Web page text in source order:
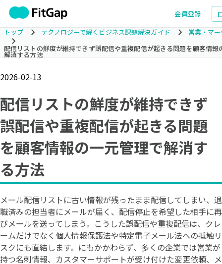
会員登録
トップ テクノロジーで解くビジネス課題解決ガイド
営業・マ
配信リストの鮮度が維持できず誤配信や重複配信が起きる問題を顧客情報
解消する方法
2026-02-13
配信リストの鮮度が維持できず
誤配信や重複配信が起きる問題
を顧客情報の一元管理で解消す
る方法
メール配信リストに古い情報が残ったまま配信してしまい、退
職済みの担当者にメールが届く、配信停止を希望した相手に再
びメールを送ってしまう。こうした誤配信や重複配信は、クレ
ームだけでなく個人情報保護法や特定電子メール法への抵触リ
スクにも直結します。にもかかわらず、多くの企業では営業が
持つ名刺情報、カスタマーサポートが受け付けた変更依頼、メ